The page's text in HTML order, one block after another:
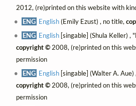
2012, (re)printed on this website with
ENG English(Emily Ezust) , no title,
ENG English [singable] (Shula Keller) ,
copyright ©2008, (re)printed on this
permission
ENG English [singable] (Walter A.
copyright ©2008, (re)printed on this
permission